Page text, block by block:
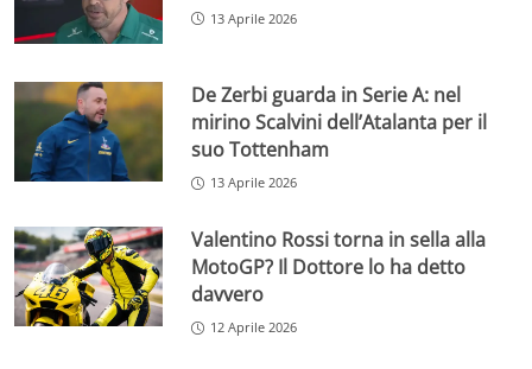
13 Aprile 2026
De Zerbi guarda in Serie A: nel
mirino Scalvini dell’Atalanta per il
suo Tottenham
13 Aprile 2026
Valentino Rossi torna in sella alla
MotoGP? Il Dottore lo ha detto
davvero
12 Aprile 2026